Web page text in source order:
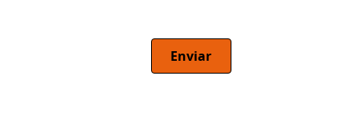
Enviar